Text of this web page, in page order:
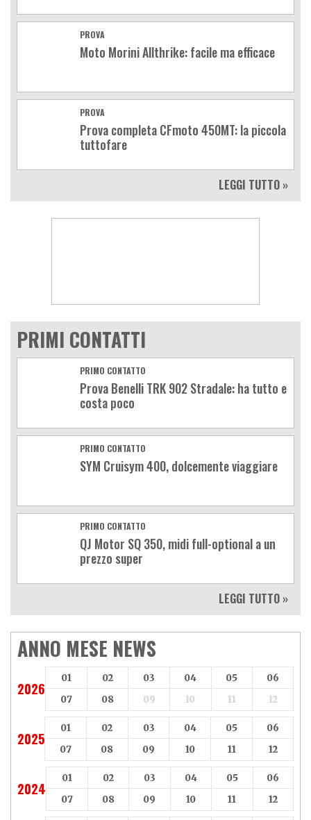
PROVA
Moto Morini Allthrike: facile ma efficace
PROVA
Prova completa CFmoto 450MT: la piccola
tuttofare
LEGGI TUTTO »
PRIMI CONTATTI
PRIMO CONTATTO
Prova Benelli TRK 902 Stradale: ha tutto e
costa poco
PRIMO CONTATTO
SYM Cruisym 400, dolcemente viaggiare
PRIMO CONTATTO
QJ Motor SQ 350, midi full-optional a un
prezzo super
LEGGI TUTTO »
ANNO MESE NEWS
2026
01 02 03 04 05
06
07
08 09 10 11 12
2025
01 02 03 04 05
06
07
08 09 10 11 12
2024
01 02 03 04 05
06
07
08 09 10 11 12